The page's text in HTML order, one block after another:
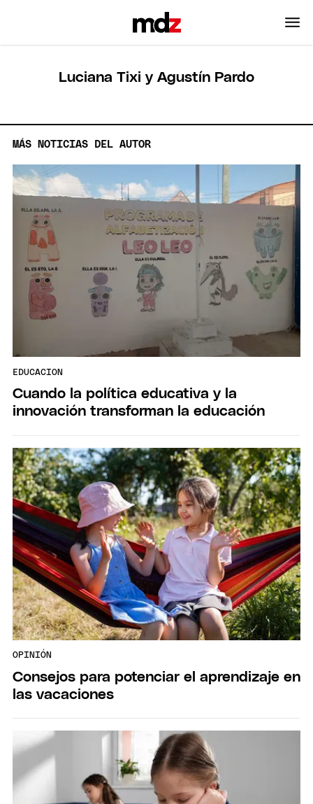
Luciana Tixi y Agustín Pardo
MÁS NOTICIAS DEL AUTOR
EDUCACION
Cuando la política educativa y la
innovación transforman la educación
OPINIÓN
Consejos para potenciar el aprendizaje en
las vacaciones